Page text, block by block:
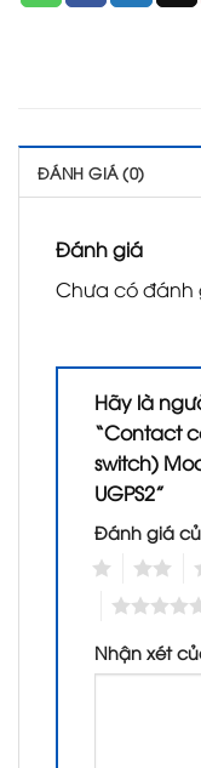
ĐÁNH GIÁ (0)
Đánh giá
Chưa có đánh
Hãy là
“Contact
switch)
UGPS2”
Đánh giá
Nhận xét